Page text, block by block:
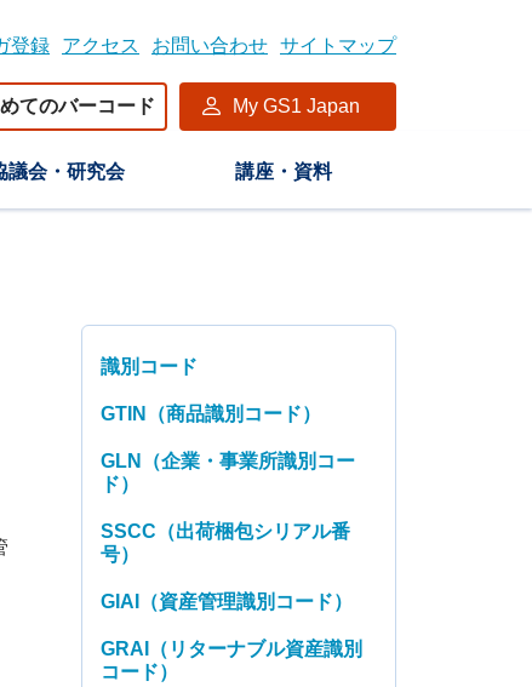
登録 アクセス お問い合わせ サイトマップ
てのバーコード My GS1 Japan
議会・研究会 講座・資料
識別コード
GTIN（商品識別コード）
GLN（企業・事業所識別コー
ド）
SSCC（出荷梱包シリアル番
号）
GIAI（資産管理識別コード）
GRAI（リターナブル資産識別
コード）